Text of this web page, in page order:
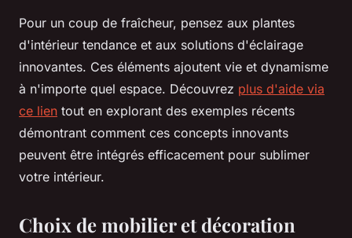
Pour un coup de fraîcheur, pensez aux plantes
d'intérieur tendance et aux solutions d'éclairage
innovantes. Ces éléments ajoutent vie et dynamisme
à n'importe quel espace. Découvrez plus d'aide via
ce lien tout en explorant des exemples récents
démontrant comment ces concepts innovants
peuvent être intégrés efficacement pour sublimer
votre intérieur.
Choix de mobilier et décoration